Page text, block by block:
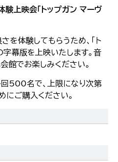
上映会「トップガン マーヴ
を体験してもらうため、「ト
字幕版を上映いたします。音
館でお楽しみください。
500名で、上限になり次第
にご購入ください。